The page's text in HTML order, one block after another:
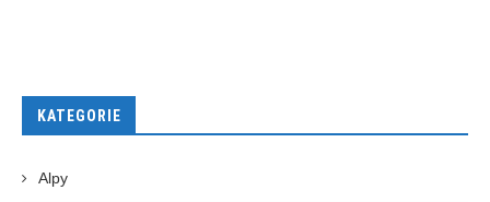
KATEGORIE
Alpy